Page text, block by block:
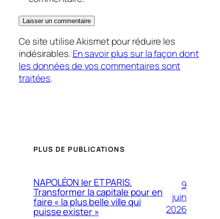
Ce site utilise Akismet pour réduire les
indésirables. En savoir plus sur la façon dont
les données de vos commentaires sont
traitées.
PLUS DE PUBLICATIONS
NAPOLÉON Ier ET PARIS.
Transformer la capitale pour en
faire « la plus belle ville qui
puisse exister »
9
juin
2026